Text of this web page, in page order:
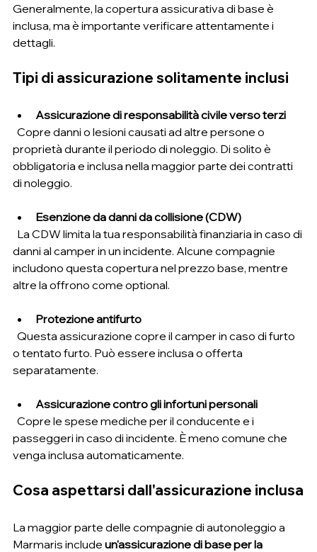
Generalmente, la copertura assicurativa di base è
inclusa, ma è importante verificare attentamente i
dettagli.
Tipi di assicurazione solitamente inclusi
Assicurazione di responsabilità civile verso terzi
Copre danni o lesioni causati ad altre persone o
proprietà durante il periodo di noleggio. Di solito è
obbligatoria e inclusa nella maggior parte dei contratti
di noleggio.
Esenzione da danni da collisione (CDW)
La CDW limita la tua responsabilità finanziaria in caso di
danni al camper in un incidente. Alcune compagnie
includono questa copertura nel prezzo base, mentre
altre la offrono come optional.
Protezione antifurto
Questa assicurazione copre il camper in caso di furto
o tentato furto. Può essere inclusa o offerta
separatamente.
Assicurazione contro gli infortuni personali
Copre le spese mediche per il conducente e i
passeggeri in caso di incidente. È meno comune che
venga inclusa automaticamente.
Cosa aspettarsi dall'assicurazione inclusa
La maggior parte delle compagnie di autonoleggio a
Marmaris include un'assicurazione di base per la